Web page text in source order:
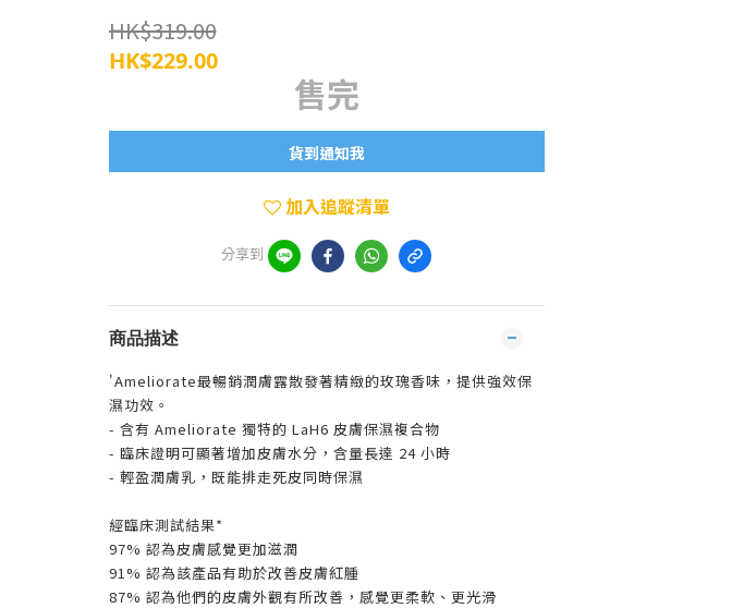
HK$319.00
HK$229.00
售完
貨到通知我
加入追蹤清單
分享到
商品描述
'Ameliorate最暢銷潤膚露散發著精緻的玫瑰香味，提供強效保
濕功效。
- 含有 Ameliorate 獨特的 LaH6 皮膚保濕複合物
- 臨床證明可顯著增加皮膚水分，含量長達 24 小時
- 輕盈潤膚乳，既能排走死皮同時保濕
經臨床測試結果*
97% 認為皮膚感覺更加滋潤
91% 認為該產品有助於改善皮膚紅腫
87% 認為他們的皮膚外觀有所改善，感覺更柔軟、更光滑